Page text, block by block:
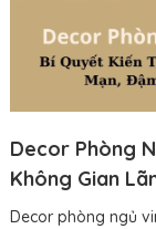
Decor Phòng
Không Gian
Decor phòng ngủ